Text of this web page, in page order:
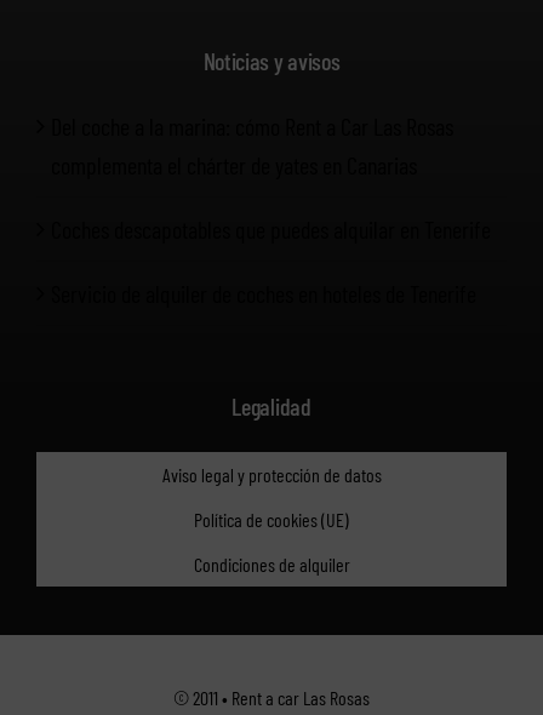
Noticias y avisos
Legalidad
Aviso legal y protección de datos
Política de cookies (UE)
Condiciones de alquiler
© 2011 • Rent a car Las Rosas